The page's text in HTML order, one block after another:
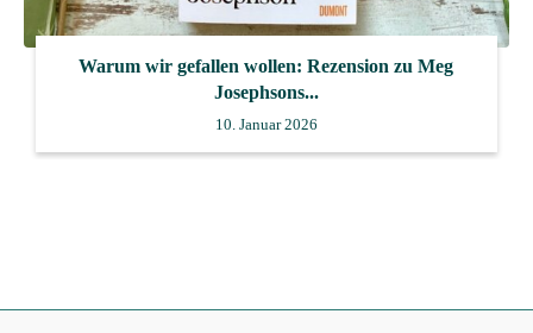
Warum wir gefallen wollen: Rezension zu Meg
Josephsons...
10. Januar 2026